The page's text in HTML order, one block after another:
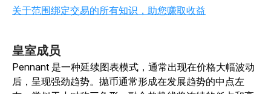
关于范围绑定交易的所有知识，助您赚取收益
皇室成员
Pennant 是一种延续图表模式，通常出现在价格大幅波动
后，呈现强劲趋势。抛币通常形成在发展趋势的中点左